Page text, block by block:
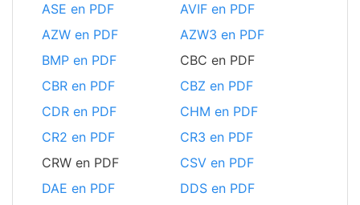
ASE en PDF
AVIF en PDF
AZW en PDF
AZW3 en PDF
BMP en PDF
CBC en PDF
CBR en PDF
CBZ en PDF
CDR en PDF
CHM en PDF
CR2 en PDF
CR3 en PDF
CRW en PDF
CSV en PDF
DAE en PDF
DDS en PDF